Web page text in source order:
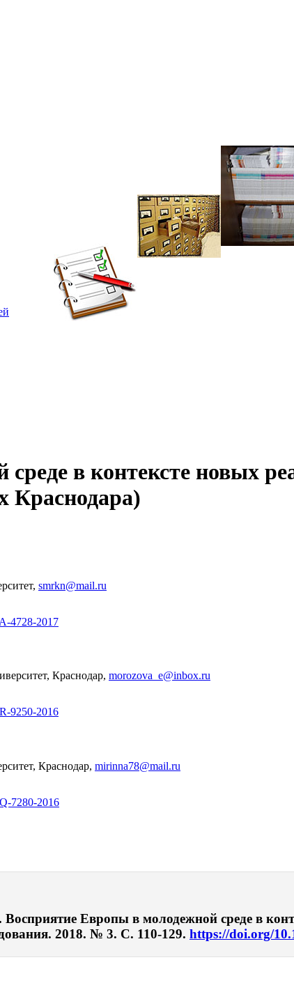
в контексте новых
Краснодара)
smrkn@mail.ru
4728-2017
Краснодар, morozova_e@inbox.ru
9250-2016
Краснодар, mirinna78@mail.ru
7280-2016
Европы в молодежной среде в
2018. № 3. С. 110-129. https://doi.org/